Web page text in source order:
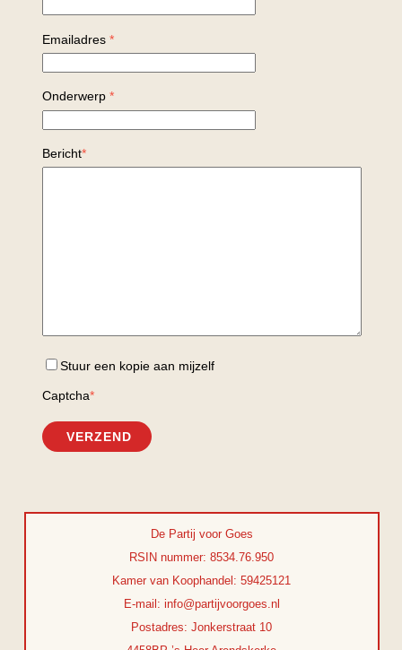
Emailadres *
Onderwerp *
Bericht*
Stuur een kopie aan mijzelf
Captcha*
VERZEND
De Partij voor Goes
RSIN nummer: 8534.76.950
Kamer van Koophandel: 59425121
E-mail: info@partijvoorgoes.nl
Postadres: Jonkerstraat 10